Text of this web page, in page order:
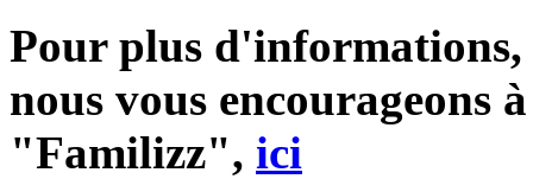
Pour plus d'informations,
nous vous encourageons
"Familizz", ici